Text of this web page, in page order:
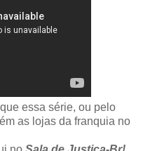
essa série, ou pelo
as lojas da franquia no